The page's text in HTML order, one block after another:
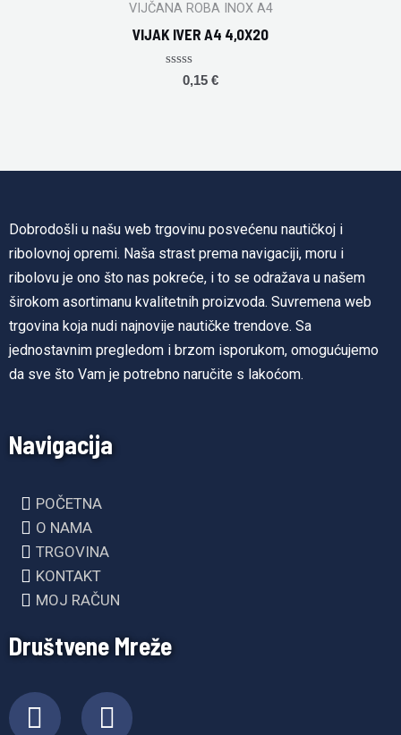
VIJČANA ROBA INOX A4
VIJAK IVER A4 4,0X20
Rated
0,15 €
Dobrodošli u našu web trgovinu posvećenu nautičkoj i
ribolovnoj opremi. Naša strast prema navigaciji, moru i
ribolovu je ono što nas pokreće, i to se odražava u našem
širokom asortimanu kvalitetnih proizvoda. Suvremena web
trgovina koja nudi najnovije nautičke trendove. Sa
jednostavnim pregledom i brzom isporukom, omogućujemo
da sve što Vam je potrebno naručite s lakoćom.
Navigacija
POČETNA
O NAMA
TRGOVINA
KONTAKT
MOJ RAČUN
Društvene Mreže
F
I